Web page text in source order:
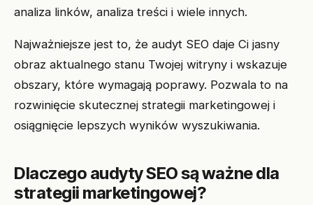
analiza linków, analiza treści i wiele innych.
Najważniejsze jest to, że audyt SEO daje Ci jasny
obraz aktualnego stanu Twojej witryny i wskazuje
obszary, które wymagają poprawy. Pozwala to na
rozwinięcie skutecznej strategii marketingowej i
osiągnięcie lepszych wyników wyszukiwania.
Dlaczego audyty SEO są ważne dla
strategii marketingowej?